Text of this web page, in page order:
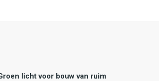
licht voor bouw van ruim